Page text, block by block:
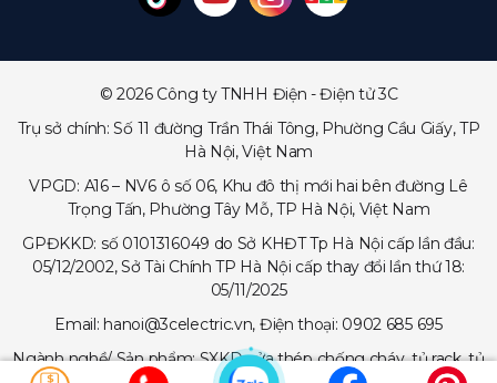
© 2026 Công ty TNHH Điện - Điện tử 3C
Trụ sở chính: Số 11 đường Trần Thái Tông, Phường Cầu Giấy, TP
Hà Nội, Việt Nam
VPGD: A16 – NV6 ô số 06, Khu đô thị mới hai bên đường Lê
Trọng Tấn, Phường Tây Mỗ, TP Hà Nội, Việt Nam
GPĐKKD: số 0101316049 do Sở KHĐT Tp Hà Nội cấp lần đầu:
05/12/2002, Sở Tài Chính TP Hà Nội cấp thay đổi lần thứ 18:
05/11/2025
Email: hanoi@3celectric.vn, Điện thoại: 0902 685 695
Ngành nghề/ Sản phẩm: SXKD cửa thép chống cháy, tủ rack, tủ